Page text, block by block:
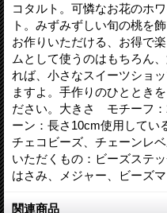
コタルト。可憐なお花のホ
ト。みずみずしい旬の桃を
お作りいただける、お得で
ムとして使うのはもちろん
れば、小さなスイーツショ
ますよ。手作りのひととき
ださい。大きさ モチーフ
ーン：長さ10cm使用してい
チェコビーズ、チェーン
いただくもの：ビーズステ
はさみ、メジャー、ビーズ
関連商品